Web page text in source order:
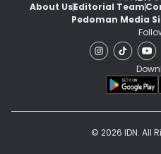
About UsEditorial Team
Pedoman Media
© 2026 IDN. All